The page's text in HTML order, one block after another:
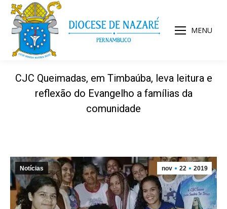
MENU
CJC Queimadas, em Timbaúba, leva leitura e
reflexão do Evangelho a famílias da
comunidade
nov 22 2019
Notícias